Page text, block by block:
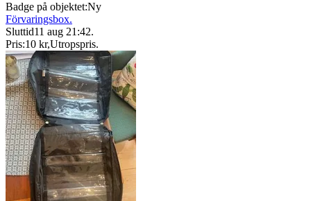
Badge på objektet:Ny
Förvaringsbox.
Sluttid11 aug 21:42.
Pris:10 kr,Utropspris.